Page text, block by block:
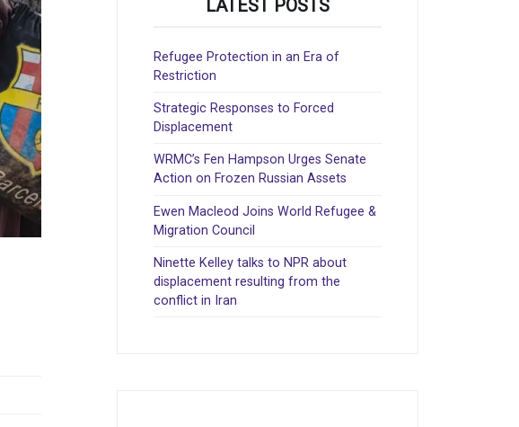
LATEST POSTS
Refugee Protection in an Era of
Restriction
Strategic Responses to Forced
Displacement
WRMC’s Fen Hampson Urges Senate
Action on Frozen Russian Assets
Ewen Macleod Joins World Refugee &
Migration Council
Ninette Kelley talks to NPR about
displacement resulting from the
conflict in Iran